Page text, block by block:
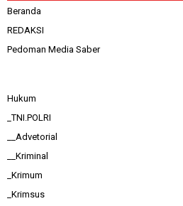
Beranda
REDAKSI
Pedoman Media Saber
Hukum
_TNI.POLRI
__Advetorial
__Kriminal
_Krimum
_Krimsus